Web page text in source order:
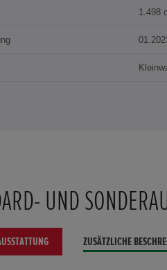
1.498
UND
ZUSÄTZLICHE